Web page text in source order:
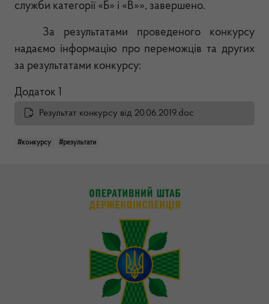
служби категорії «Б» і «В»», завершено.
За результатами проведеного конкурсу
надаємо інформацію про переможців та других
за результатами конкурсу:
Додаток 1
Результат конкурсу від 20.06.2019.doc
#конкурсу #результати